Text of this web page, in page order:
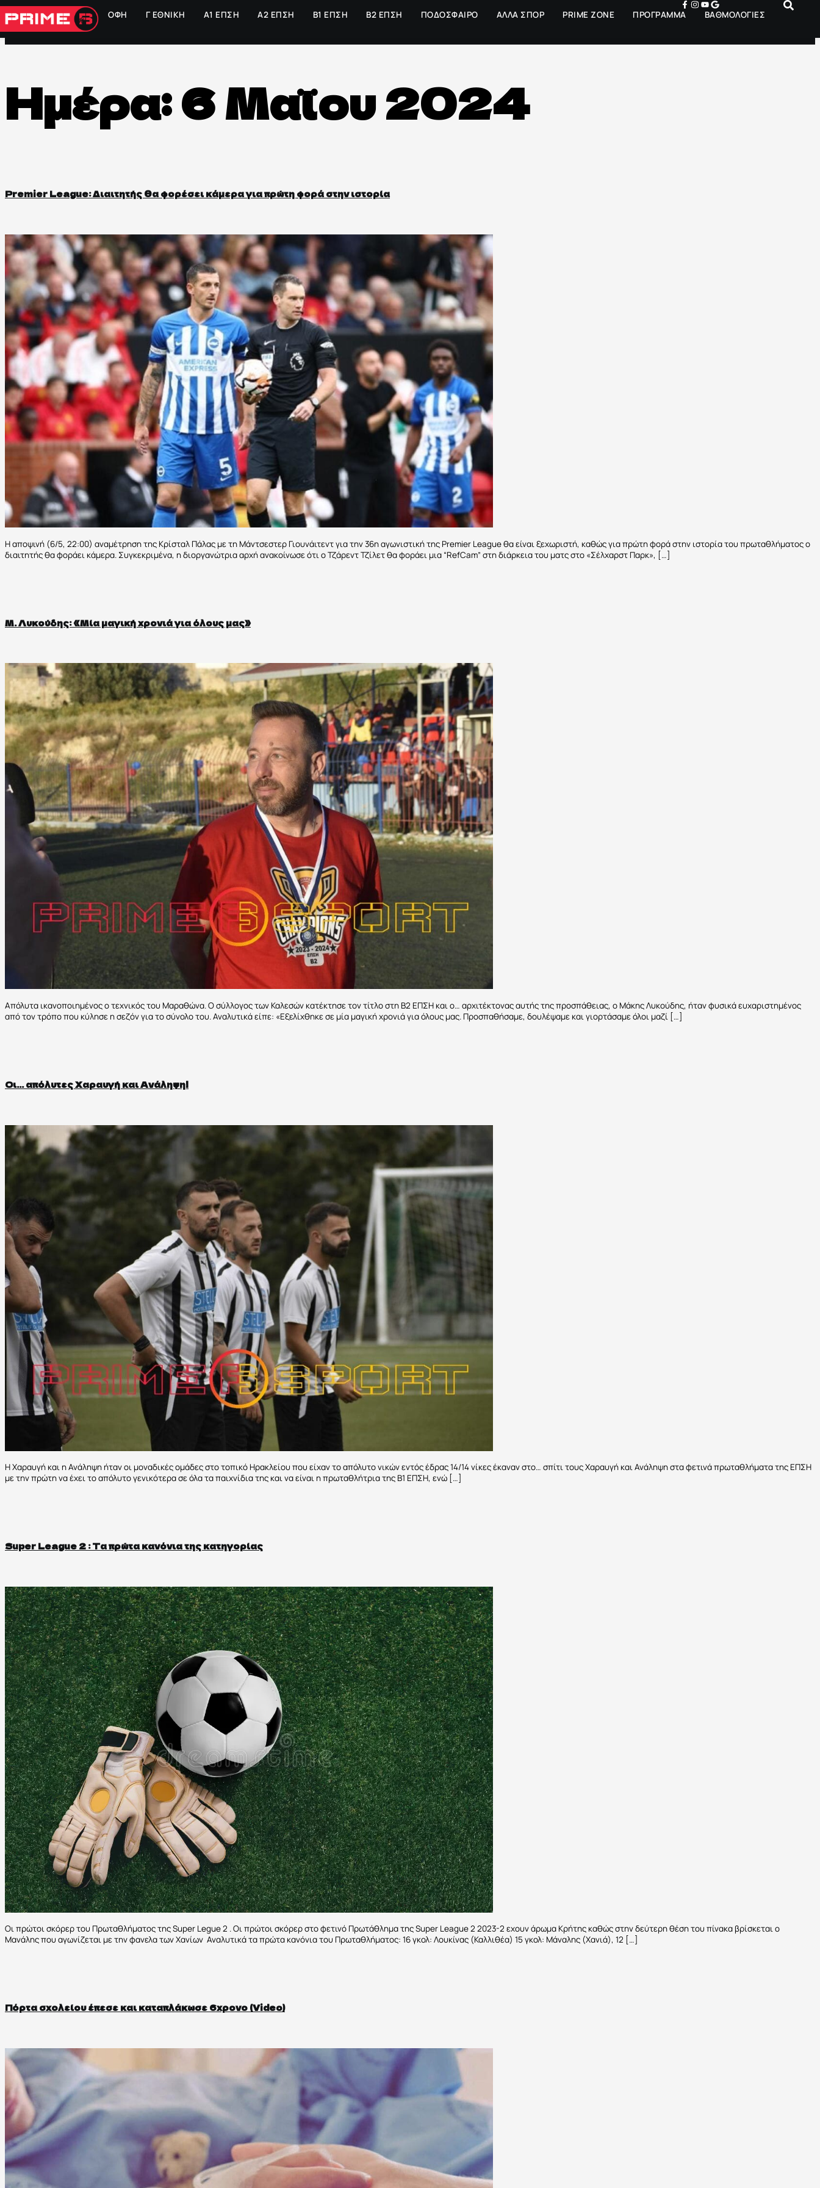
ΟΦΗ Γ ΕΘΝΙΚΗ Α1 ΕΠΣΗ Α2 ΕΠΣΗ Β1 ΕΠΣΗ Β2 ΕΠΣΗ ΠΟΔΟΣΦΑΙΡΟ ΑΛΛΑ ΣΠΟΡ PRIME ZONE ΠΡΟΓΡΑΜΜΑ ΒΑΘΜΟΛΟΓΙΕΣ
Ημέρα:6 Μαΐου 2024
Premier League: Διαιτητής θα φορέσει κάμερα για πρώτη φορά στην ιστορία
Η αποψινή (6/5, 22:00) αναμέτρηση της Κρίσταλ Πάλας με τη Μάντσεστερ Γιουνάιτεντ για την 36η αγωνιστική της Premier League θα είναι ξεχωριστή, καθώς για πρώτη φορά στην ιστορία του πρωταθλήματος ο
διαιτητής θα φοράει κάμερα. Συγκεκριμένα, η διοργανώτρια αρχή ανακοίνωσε ότι ο Τζάρεντ Τζίλετ θα φοράει μια “RefCam” στη διάρκεια του ματς στο «Σέλχαρστ Παρκ», […]
Μ. Λυκούδης: «Μία μαγική χρονιά για όλους μας»
Απόλυτα ικανοποιημένος ο τεχνικός του Μαραθώνα. Ο σύλλογος των Καλεσών κατέκτησε τον τίτλο στη Β2 ΕΠΣΗ και ο… αρχιτέκτονας αυτής της προσπάθειας, ο Μάκης Λυκούδης, ήταν φυσικά ευχαριστημένος
από τον τρόπο που κύλησε η σεζόν για το σύνολο του. Αναλυτικά είπε: «Εξελίχθηκε σε μία μαγική χρονιά για όλους μας. Προσπαθήσαμε, δουλέψαμε και γιορτάσαμε όλοι μαζί […]
Οι… απόλυτες Χαραυγή και Ανάληψη!
Η Χαραυγή και η Ανάληψη ήταν οι μοναδικές ομάδες στο τοπικό Ηρακλείου που είχαν το απόλυτο νικών εντός έδρας 14/14 νίκες έκαναν στο… σπίτι τους Χαραυγή και Ανάληψη στα φετινά πρωταθλήματα της ΕΠΣΗ
με την πρώτη να έχει το απόλυτο γενικότερα σε όλα τα παιχνίδια της και να είναι η πρωταθλήτρια της Β1 ΕΠΣΗ, ενώ […]
Super League 2 : Τα πρώτα κανόνια της κατηγορίας
Οι πρώτοι σκόρερ του Πρωταθλήματος της Super Legue 2 . Οι πρώτοι σκόρερ στο φετινό Πρωτάθλημα της Super League 2 2023-2 εχουν άρωμα Κρήτης καθώς στην δεύτερη θέση του πίνακα βρίσκεται ο
Μανάλης που αγωνίζεται με την φανελα των Χανίων Αναλυτικά τα πρώτα κανόνια του Πρωταθλήματος: 16 γκολ: Λουκίνας (Καλλιθέα) 15 γκολ: Μάναλης (Χανιά), 12 […]
Πόρτα σχολείου έπεσε και καταπλάκωσε 6χρονο (Video)